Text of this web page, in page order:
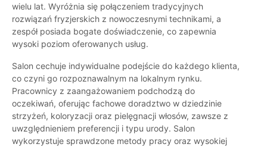
wielu lat. Wyróżnia się połączeniem tradycyjnych
rozwiązań fryzjerskich z nowoczesnymi technikami, a
zespół posiada bogate doświadczenie, co zapewnia
wysoki poziom oferowanych usług.
Salon cechuje indywidualne podejście do każdego klienta,
co czyni go rozpoznawalnym na lokalnym rynku.
Pracownicy z zaangażowaniem podchodzą do
oczekiwań, oferując fachowe doradztwo w dziedzinie
strzyżeń, koloryzacji oraz pielęgnacji włosów, zawsze z
uwzględnieniem preferencji i typu urody. Salon
wykorzystuje sprawdzone metody pracy oraz wysokiej